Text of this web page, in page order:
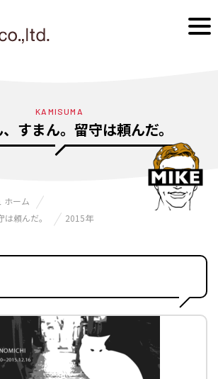
KAMISUMA
すまん。留守は頼んだ。
ホーム
頼んだ。
2015年